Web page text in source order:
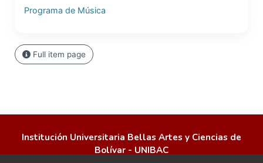
Programa de Música
Full item page
Institución Universitaria Bellas Artes y Ciencias de
Bolívar - UNIBAC